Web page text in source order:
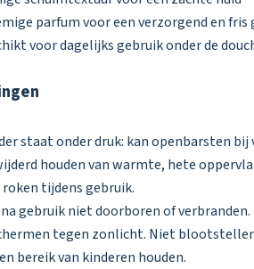
parfum voor een verzorgend en fris
voor dagelijks gebruik onder de
staat onder druk: kan openbarsten
houden van warmte, hete
tijdens gebruik.
gebruik niet doorboren of verbranden.
tegen zonlicht. Niet blootstellen
bereik van kinderen houden.